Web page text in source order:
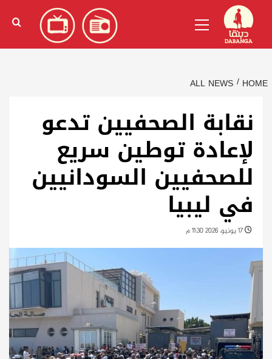
content
الإنجليزية)
Menu
HOME
ALL NEWS
نقابة الصحفيين تدعو
لإعادة توطين سريع
للصحفيين السودانيين
في ليبيا